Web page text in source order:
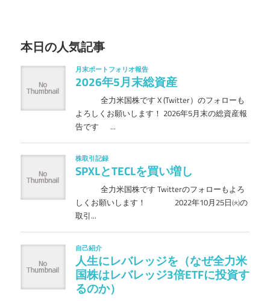
本日の人気記事